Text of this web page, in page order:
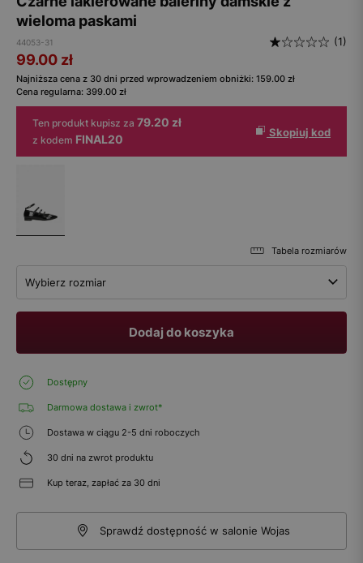
wieloma paskami
44053-31 (1)
99.00 zł
Najniższa cena z 30 dni przed wprowadzeniem obniżki: 159.00 zł
Cena regularna: 399.00 zł
Ten produkt kupisz za 79.20 zł
z kodem FINAL20 Skopiuj kod
Tabela rozmiarów
Wybierz rozmiar
Dodaj do koszyka
Dostępny
Darmowa dostawa i zwrot*
Dostawa w ciągu 2-5 dni roboczych
30 dni na zwrot produktu
Kup teraz, zapłać za 30 dni
Sprawdź dostępność w salonie Wojas